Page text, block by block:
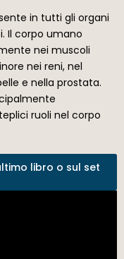
in tutti gli organi
Il corpo umano
nei muscoli
nei reni, nel
e nella prostata.
ruoli nel corpo
libro o sul set